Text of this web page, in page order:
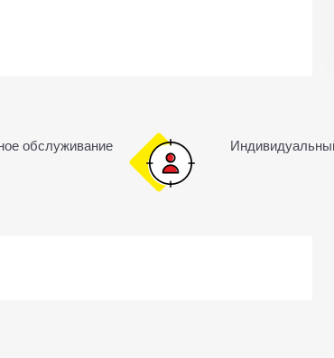
обслуживание